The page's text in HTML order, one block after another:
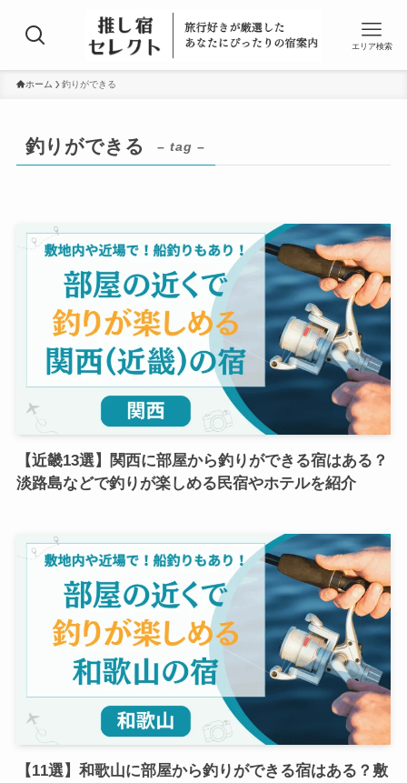
エリア検索
ホーム 釣りができる
釣りができる – tag –
【近畿13選】関西に部屋から釣りができる宿はある？
淡路島などで釣りが楽しめる民宿やホテルを紹介
【11選】和歌山に部屋から釣りができる宿はある？敷